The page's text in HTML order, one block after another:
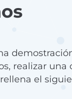
realizar una
el